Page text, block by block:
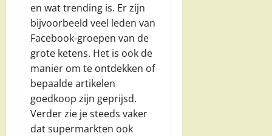
en wat trending is. Er zijn
bijvoorbeeld veel leden van
Facebook-groepen van de
grote ketens. Het is ook de
manier om te ontdekken of
bepaalde artikelen
goedkoop zijn geprijsd.
Verder zie je steeds vaker
dat supermarkten ook